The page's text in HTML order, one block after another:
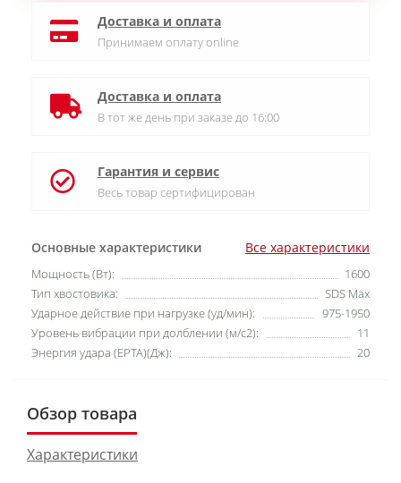
Основные характеристики Все характеристики
Мощность (Вт):
1600
Тип хвостовика:
SDS Max
Ударное действие при нагрузке (уд/мин):
975-1950
Уровень вибрации при долблении (м/с2):
11
Энергия удара (EPTA)(Дж):
20
Доставка и оплата
Принимаем оплату online
Доставка и оплата
В тот же день при заказе до 16:00
Гарантия и сервис
Весь товар сертифицирован
Обзор товара
Характеристики